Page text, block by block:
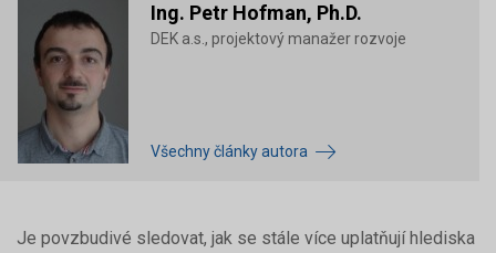
Ing. Petr Hofman, Ph.D.
DEK a.s., projektový manažer rozvoje
Všechny články autora
Je povzbudivé sledovat, jak se stále více uplatňují hlediska